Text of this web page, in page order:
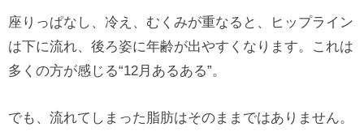
座りっぱなし、冷え、むくみが重なると、ヒップライン
は下に流れ、後ろ姿に年齢が出やすくなります。これは
多くの方が感じる“12月あるある”。
でも、流れてしまった脂肪はそのままではありません。